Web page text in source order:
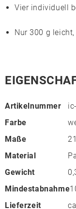
Vier individuell
Nur 300 g
Artikelnummer
Farbe
Maße
Material
Gewicht
Mindestabnahme
Lieferzeit